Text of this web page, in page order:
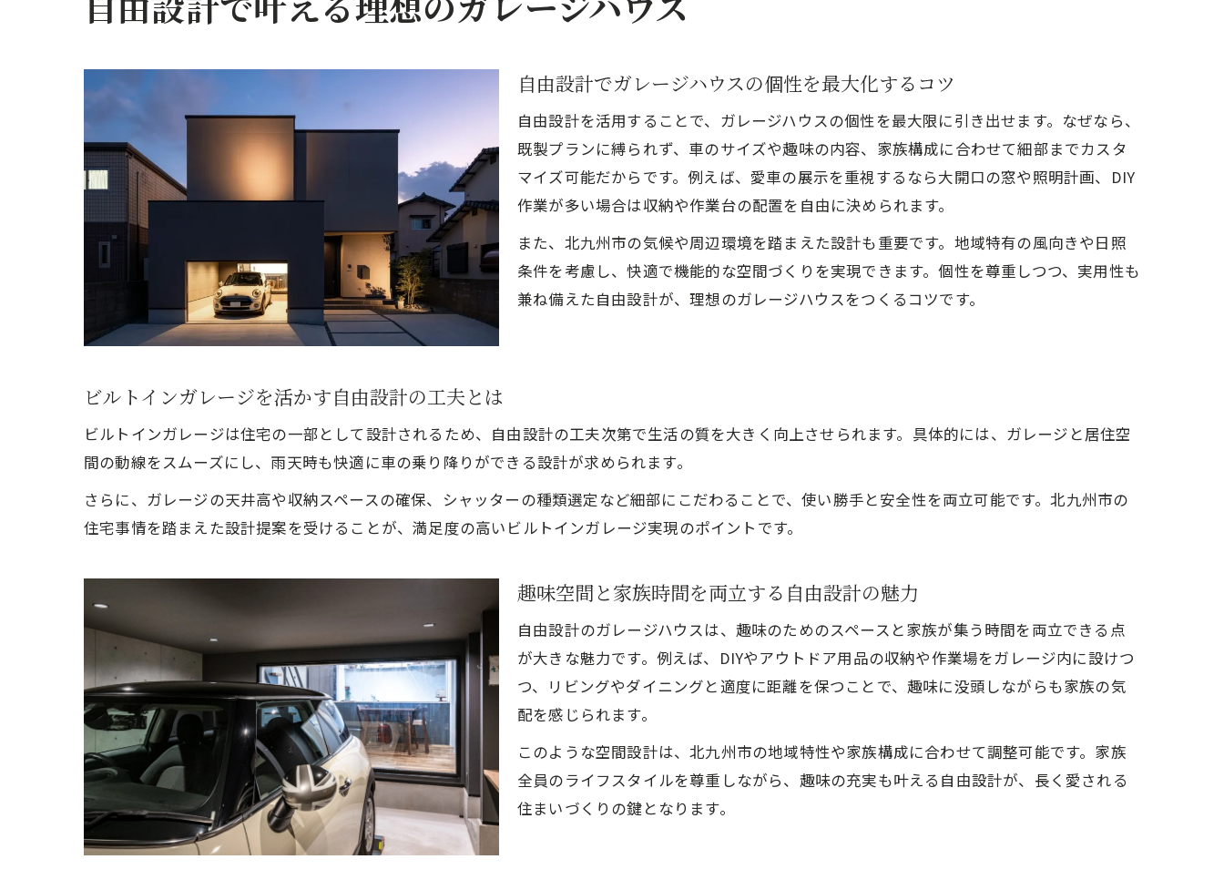
自由設計で広がる多目的ガレージの活用提案
家族の夢を叶える自由設計住まいの新提案
自由設計で趣味も仕事も両立できる住まいづくり
北九州で自由設計ガレージハウスが選ばれる理由
ビルトインガレージを自由設計で実現する方法
自由設計で叶えるビルトインガレージの設計術
暮らしと趣味が融合する自由設計のポイント
自由設計でシャッター付きガレージを実現する方法
将来の変化に対応できる自由設計ガレージの秘訣
自由設計で叶える多目的ガレージの理想形
DIYとアウトドア両立の自由設計ガレージ活用法
車愛好家が満足する自由設計ガレージのコツ
家族と趣味を楽しめる自由設計ガレージの設計例
自由設計で実現する快適ガレージ空間の秘訣
自由設計で趣味空間と居住空間を両立する方法
快適な暮らしを支える自由設計ガレージの工夫
家族の趣味に合わせた自由設計ガレージの魅力
自由設計でガレージハウスの生活動線を最適化
多様な趣味を叶える自由設計ガレージハウス提案
賃貸ガレージハウスと注文住宅の違いを徹底比較
自由設計で差が出る賃貸と注文ガレージハウスの特徴
ビルトインガレージの自由設計が生む満足度の違い
賃貸ガレージハウスと自由設計注文住宅の魅力比較
自由設計でガレージハウスの個性を最大化するコツ
自由設計を活用することで、ガレージハウスの個性を最大限に引き出せます。なぜなら、
既製プランに縛られず、車のサイズや趣味の内容、家族構成に合わせて細部までカスタ
マイズ可能だからです。例えば、愛車の展示を重視するなら大開口の窓や照明計画、DIY
作業が多い場合は収納や作業台の配置を自由に決められます。
また、北九州市の気候や周辺環境を踏まえた設計も重要です。地域特有の風向きや日照
条件を考慮し、快適で機能的な空間づくりを実現できます。個性を尊重しつつ、実用性も
兼ね備えた自由設計が、理想のガレージハウスをつくるコツです。
ビルトインガレージを活かす自由設計の工夫とは
ビルトインガレージは住宅の一部として設計されるため、自由設計の工夫次第で生活の質を大きく向上させられます。具体的には、ガレージと居住空
間の動線をスムーズにし、雨天時も快適に車の乗り降りができる設計が求められます。
さらに、ガレージの天井高や収納スペースの確保、シャッターの種類選定など細部にこだわることで、使い勝手と安全性を両立可能です。北九州市の
住宅事情を踏まえた設計提案を受けることが、満足度の高いビルトインガレージ実現のポイントです。
趣味空間と家族時間を両立する自由設計の魅力
自由設計のガレージハウスは、趣味のためのスペースと家族が集う時間を両立できる点
が大きな魅力です。例えば、DIYやアウトドア用品の収納や作業場をガレージ内に設けつ
つ、リビングやダイニングと適度に距離を保つことで、趣味に没頭しながらも家族の気
配を感じられます。
このような空間設計は、北九州市の地域特性や家族構成に合わせて調整可能です。家族
全員のライフスタイルを尊重しながら、趣味の充実も叶える自由設計が、長く愛される
住まいづくりの鍵となります。